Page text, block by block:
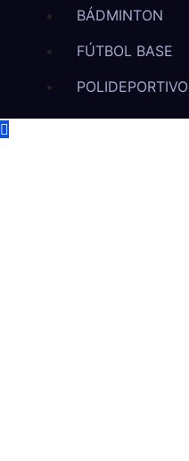
BÁDMINTON
FÚTBOL BASE
POLIDEPORTIVO